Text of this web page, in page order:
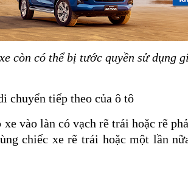
còn có thể bị tước quyền sử dụng
chuyển tiếp theo của ô tô
vào làn có vạch rẽ trái hoặc rẽ
chiếc xe rẽ trái hoặc một lần